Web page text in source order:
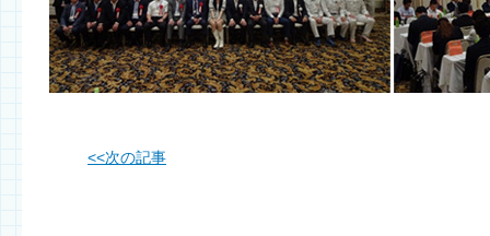
<<次の記事